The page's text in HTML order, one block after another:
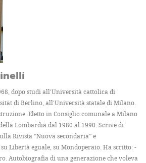
dopo studi all'Università cattolica di
di Berlino, all'Università statale di Milano.
Eletto in Consiglio comunale a Milano
Lombardia dal 1980 al 1990. Scrive di
Rivista “Nuova secondaria” e
Libertà eguale, su Mondoperaio. Ha scritto: -
Autobiografia di una generazione che voleva